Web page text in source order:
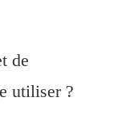
de
utiliser ?